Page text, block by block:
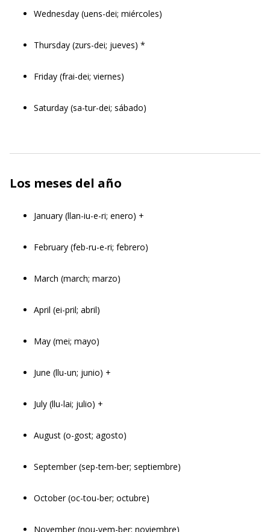
Wednesday (uens-dei; miércoles)
Thursday (zurs-dei; jueves) *
Friday (frai-dei; viernes)
Saturday (sa-tur-dei; sábado)
Los meses del año
January (llan-iu-e-ri; enero) +
February (feb-ru-e-ri; febrero)
March (march; marzo)
April (ei-pril; abril)
May (mei; mayo)
June (llu-un; junio) +
July (llu-lai; julio) +
August (o-gost; agosto)
September (sep-tem-ber; septiembre)
October (oc-tou-ber; octubre)
November (nou-vem-ber; noviembre)